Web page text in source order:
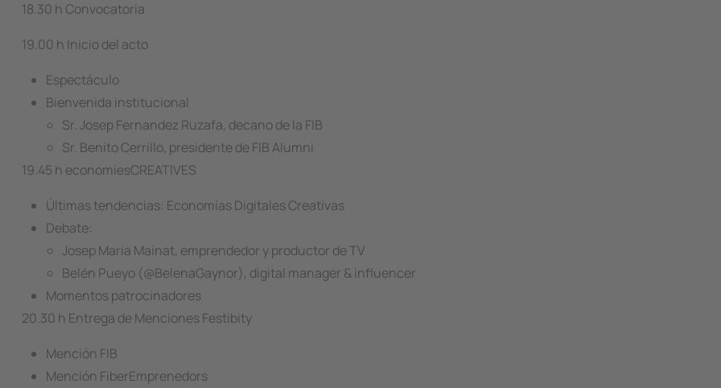
18.30 h Convocatoria
19.00 h Inicio del acto
Espectáculo
Bienvenida institucional
Sr. Josep Fernandez Ruzafa, decano de la FIB
Sr. Benito Cerrillo, presidente de FIB Alumni
19.45 h economiesCREATIVES
Últimas tendencias: Economías Digitales Creativas
Debate:
Josep Maria Mainat, emprendedor y productor de TV
Belén Pueyo (@BelenaGaynor), digital manager & influencer
Momentos patrocinadores
20.30 h Entrega de Menciones Festibity
Mención FIB
Mención FiberEmprenedors